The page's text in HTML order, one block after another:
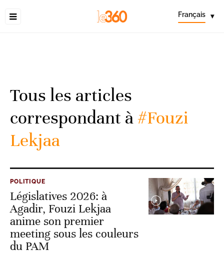
Français ▾
Tous les articles
correspondant à#Fouzi
Lekjaa
POLITIQUE
Législatives 2026: à
Agadir, Fouzi Lekjaa
anime son premier
meeting sous les couleurs
du PAM